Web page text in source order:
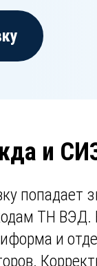
и
попадает
ТН ВЭД.
и